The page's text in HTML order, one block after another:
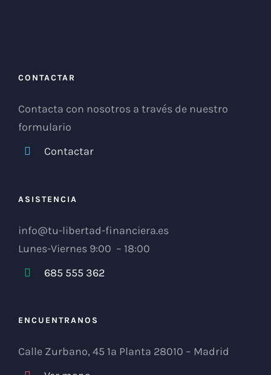
CONTACTAR
Contacta con nosotros a través de nuestro
formulario
Contactar
ASISTENCIA
info@tu-libertad-financiera.es
Lunes-Viernes 9:00 – 18:00
685 555 362
ENCUENTRANOS
Calle Zurbano, 45 1ª Planta 28010 – Madrid